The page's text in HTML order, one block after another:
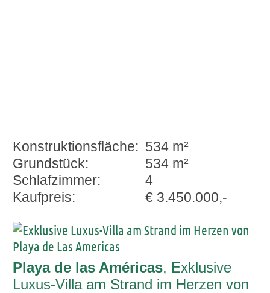
Konstruktionsfläche: 534 m²
Grundstück:
534 m²
Schlafzimmer:
4
Kaufpreis:
€ 3.450.000,-
Playa de las Américas, Exklusive
Luxus-Villa am Strand im Herzen von